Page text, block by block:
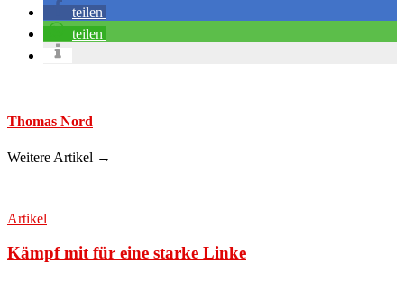
teilen
teilen
Thomas Nord
Weitere Artikel →
Artikel
Kämpf mit für eine starke Linke